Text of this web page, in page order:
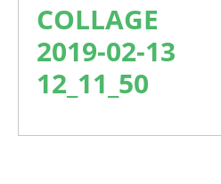
COLLAGE
2019-02-13
12_11_50